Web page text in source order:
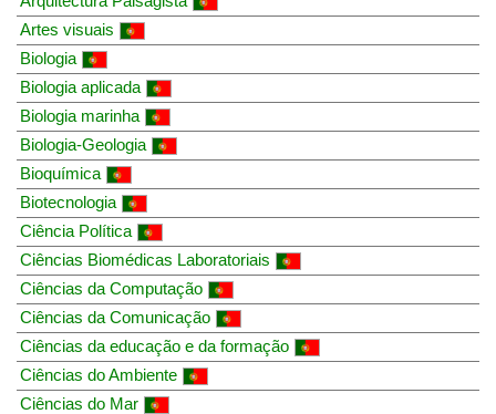
Artes visuais
Biologia
Biologia aplicada
Biologia marinha
Biologia-Geologia
Bioquímica
Biotecnologia
Ciência Política
Ciências Biomédicas Laboratoriais
Ciências da Computação
Ciências da Comunicação
Ciências da educação e da formação
Ciências do Ambiente
Ciências do Mar